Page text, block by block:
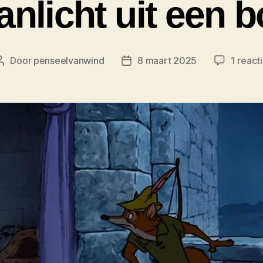
uit een
Door penseelvanwind Berichtdatum
8 maart 2025 1